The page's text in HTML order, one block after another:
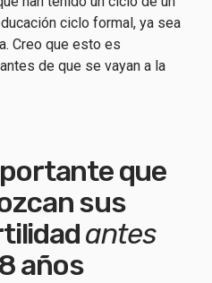
ciclo formal, ya sea
Creo que esto es
de que se vayan a la
que
sus
antes
años